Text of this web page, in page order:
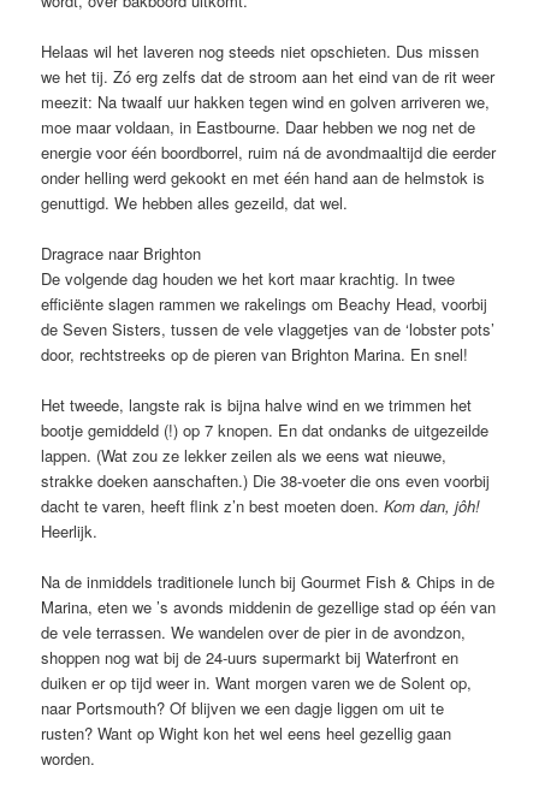
Helaas wil het laveren nog steeds niet opschieten. Dus missen
we het tij. Zó erg zelfs dat de stroom aan het eind van de rit weer
meezit: Na twaalf uur hakken tegen wind en golven arriveren we,
moe maar voldaan, in Eastbourne. Daar hebben we nog net de
energie voor één boordborrel, ruim ná de avondmaaltijd die eerder
onder helling werd gekookt en met één hand aan de helmstok is
genuttigd. We hebben alles gezeild, dat wel.
Dragrace naar Brighton
De volgende dag houden we het kort maar krachtig. In twee
efficiënte slagen rammen we rakelings om Beachy Head, voorbij
de Seven Sisters, tussen de vele vlaggetjes van de ‘lobster pots’
door, rechtstreeks op de pieren van Brighton Marina. En snel!
Het tweede, langste rak is bijna halve wind en we trimmen het
bootje gemiddeld (!) op 7 knopen. En dat ondanks de uitgezeilde
lappen. (Wat zou ze lekker zeilen als we eens wat nieuwe,
strakke doeken aanschaften.) Die 38-voeter die ons even voorbij
dacht te varen, heeft flink z’n best moeten doen.Kom dan, jôh!
Heerlijk.
Na de inmiddels traditionele lunch bij Gourmet Fish & Chips in de
Marina, eten we ’s avonds middenin de gezellige stad op één van
de vele terrassen. We wandelen over de pier in de avondzon,
shoppen nog wat bij de 24-uurs supermarkt bij Waterfront en
duiken er op tijd weer in. Want morgen varen we de Solent op,
naar Portsmouth? Of blijven we een dagje liggen om uit te
rusten? Want op Wight kon het wel eens heel gezellig gaan
worden.